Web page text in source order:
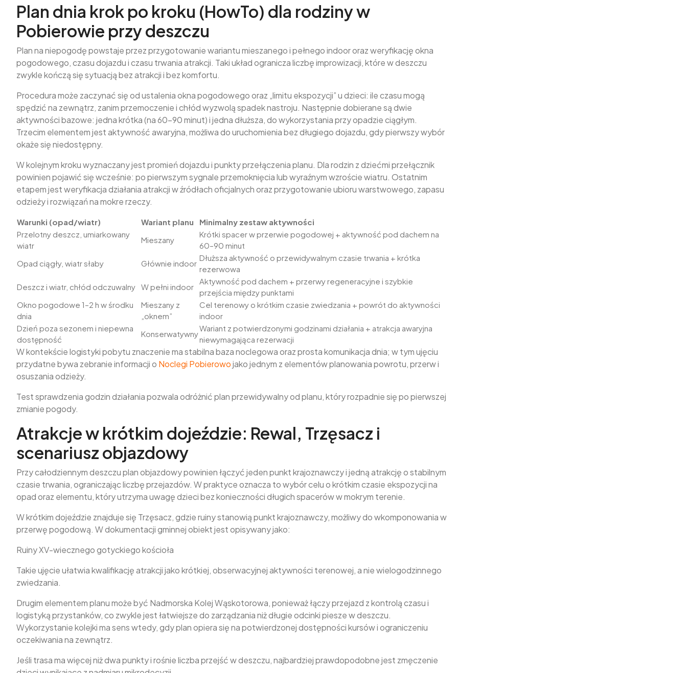
Plan dnia krok po kroku (HowTo) dla rodziny w
Pobierowie przy deszczu
Plan na niepogodę powstaje przez przygotowanie wariantu mieszanego i pełnego indoor oraz weryfikację okna
pogodowego, czasu dojazdu i czasu trwania atrakcji. Taki układ ogranicza liczbę improwizacji, które w deszczu
zwykle kończą się sytuacją bez atrakcji i bez komfortu.
Procedura może zaczynać się od ustalenia okna pogodowego oraz „limitu ekspozycji” u dzieci: ile czasu mogą
spędzić na zewnątrz, zanim przemoczenie i chłód wyzwolą spadek nastroju. Następnie dobierane są dwie
aktywności bazowe: jedna krótka (na 60–90 minut) i jedna dłuższa, do wykorzystania przy opadzie ciągłym.
Trzecim elementem jest aktywność awaryjna, możliwa do uruchomienia bez długiego dojazdu, gdy pierwszy wybór
okaże się niedostępny.
W kolejnym kroku wyznaczany jest promień dojazdu i punkty przełączenia planu. Dla rodzin z dziećmi przełącznik
powinien pojawić się wcześnie: po pierwszym sygnale przemoknięcia lub wyraźnym wzroście wiatru. Ostatnim
etapem jest weryfikacja działania atrakcji w źródłach oficjalnych oraz przygotowanie ubioru warstwowego, zapasu
odzieży i rozwiązań na mokre rzeczy.
Warunki (opad/wiatr) Wariant planu
Minimalny zestaw aktywności
Przelotny deszcz, umiarkowany
wiatr
Mieszany
Krótki spacer w przerwie pogodowej + aktywność pod dachem na
60–90 minut
Opad ciągły, wiatr słaby
Głównie indoor
Dłuższa aktywność o przewidywalnym czasie trwania + krótka
rezerwowa
Deszcz i wiatr, chłód odczuwalny W pełni indoor
Aktywność pod dachem + przerwy regeneracyjne i szybkie
przejścia między punktami
Okno pogodowe 1–2 h w środku
dnia
Mieszany z
„oknem”
Cel terenowy o krótkim czasie zwiedzania + powrót do aktywności
indoor
Dzień poza sezonem i niepewna
dostępność
Konserwatywny
Wariant z potwierdzonymi godzinami działania + atrakcja awaryjna
niewymagająca rezerwacji
W kontekście logistyki pobytu znaczenie ma stabilna baza noclegowa oraz prosta komunikacja dnia; w tym ujęciu
przydatne bywa zebranie informacji o Noclegi Pobierowojako jednym z elementów planowania powrotu, przerw i
osuszania odzieży.
Test sprawdzenia godzin działania pozwala odróżnić plan przewidywalny od planu, który rozpadnie się po pierwszej
zmianie pogody.
Atrakcje w krótkim dojeździe: Rewal, Trzęsacz i
scenariusz objazdowy
Przy całodziennym deszczu plan objazdowy powinien łączyć jeden punkt krajoznawczy i jedną atrakcję o stabilnym
czasie trwania, ograniczając liczbę przejazdów. W praktyce oznacza to wybór celu o krótkim czasie ekspozycji na
opad oraz elementu, który utrzyma uwagę dzieci bez konieczności długich spacerów w mokrym terenie.
W krótkim dojeździe znajduje się Trzęsacz, gdzie ruiny stanowią punkt krajoznawczy, możliwy do wkomponowania w
przerwę pogodową. W dokumentacji gminnej obiekt jest opisywany jako:
Ruiny XV-wiecznego gotyckiego kościoła
Takie ujęcie ułatwia kwalifikację atrakcji jako krótkiej, obserwacyjnej aktywności terenowej, a nie wielogodzinnego
zwiedzania.
Drugim elementem planu może być Nadmorska Kolej Wąskotorowa, ponieważ łączy przejazd z kontrolą czasu i
logistyką przystanków, co zwykle jest łatwiejsze do zarządzania niż długie odcinki piesze w deszczu.
Wykorzystanie kolejki ma sens wtedy, gdy plan opiera się na potwierdzonej dostępności kursów i ograniczeniu
oczekiwania na zewnątrz.
Jeśli trasa ma więcej niż dwa punkty i rośnie liczba przejść w deszczu, najbardziej prawdopodobne jest zmęczenie